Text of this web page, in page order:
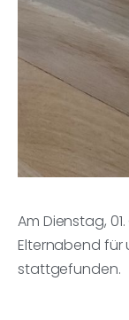
Am Dienstag,
Elternabend für
stattgefunden.